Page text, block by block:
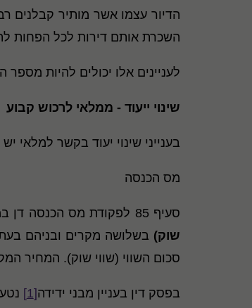
הדיור עצמו אשר מותיר קבלנים
השכרת אותם דירות לכל הפחות
לעניינים אלו יכולים להיות
שינוי ייעוד - ממלאי לרכוש קבוע
בענייני שינוי יעוד בקשר
מס הכנסה
סעיף 85 לפקודת מס הכנסה דן במיסוי רווח בלתי- ממומש על מלאי במצבים מיוחדים. הסעיף קובע, כי יש לראות את המלאי כנמכר בסכום
שוק) בשלושה מקרים ובניהם
סכום השווי (שווי שוק). המחיר המקורי החדש נקבע הן לעניין סעיף
בפסק דין בעניין מבני ידידה [1]